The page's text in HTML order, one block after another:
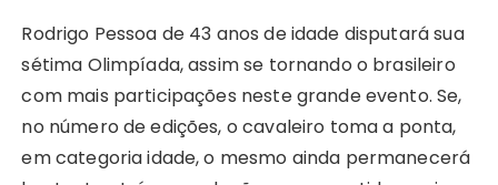
Rodrigo Pessoa de 43 anos de idade disputará sua
sétima Olimpíada, assim se tornando o brasileiro
com mais participações neste grande evento. Se,
no número de edições, o cavaleiro toma a ponta,
em categoria idade, o mesmo ainda permanecerá